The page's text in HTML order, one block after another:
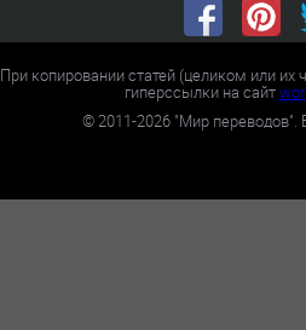
При копировании статей (целиком или
гиперссылки на сайт
©2011-2026 "Мир